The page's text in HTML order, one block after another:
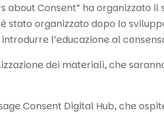
Consent” ha organizzato il
stato organizzato dopo lo
l’educazione al
dei materiali, che
Consent Digital Hub, che